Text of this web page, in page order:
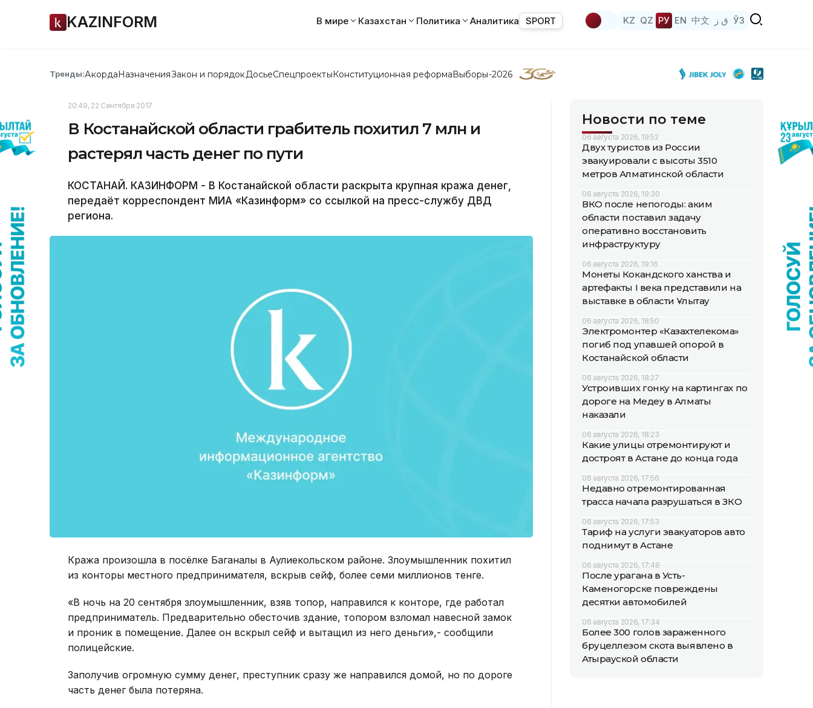
KAZINFORM В мире Казахстан Политика Аналитика SPORT KZ QZ РУ EN 中文 ق ز ЎЗ
Тренды:АкордаНазначенияЗакон и порядок ДосьеСпецпроектыКонституционная реформаВыборы-2026
20:49, 22 Сентября 2017
В Костанайской области грабитель похитил 7 млн и
растерял часть денег по пути
КОСТАНАЙ. КАЗИНФОРМ - В Костанайской области раскрыта крупная кража денег,
передаёт корреспондент МИА «Казинформ» со ссылкой на пресс-службу ДВД
региона.
Кража произошла в посёлке Баганалы в Аулиекольском районе. Злоумышленник похитил
из конторы местного предпринимателя, вскрыв сейф, более семи миллионов тенге.
«В ночь на 20 сентября злоумышленник, взяв топор, направился к конторе, где работал
предприниматель. Предварительно обесточив здание, топором взломал навесной замок
и проник в помещение. Далее он вскрыл сейф и вытащил из него деньги»,- сообщили
полицейские.
Заполучив огромную сумму денег, преступник сразу же направился домой, но по дороге
часть денег была потеряна.
Новости по теме
06 августа 2026, 19:52
Двух туристов из России
эвакуировали с высоты 3510
метров Алматинской области
06 августа 2026, 19:30
ВКО после непогоды: аким
области поставил задачу
оперативно восстановить
инфраструктуру
06 августа 2026, 19:16
Монеты Кокандского ханства и
артефакты I века представили на
выставке в области Ұлытау
06 августа 2026, 18:50
Электромонтер «Казахтелекома»
погиб под упавшей опорой в
Костанайской области
06 августа 2026, 18:27
Устроивших гонку на картингах по
дороге на Медеу в Алматы
наказали
06 августа 2026, 18:23
Какие улицы отремонтируют и
достроят в Астане до конца года
06 августа 2026, 17:56
Недавно отремонтированная
трасса начала разрушаться в ЗКО
06 августа 2026, 17:53
Тариф на услуги эвакуаторов авто
поднимут в Астане
06 августа 2026, 17:48
После урагана в Усть-
Каменогорске повреждены
десятки автомобилей
06 августа 2026, 17:34
Более 300 голов зараженного
бруцеллезом скота выявлено в
Атырауской области